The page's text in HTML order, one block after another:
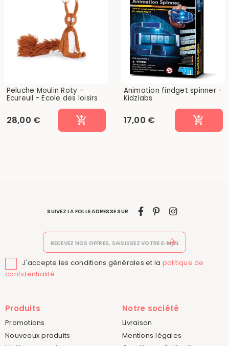
Peluche Moulin Roty -
Ecureuil - Ecole des loisirs
28,00 €
Animation findget spinner -
Kidzlabs
17,00 €
J'accepte les conditions générales et la politique de
confidentialité
SUIVEZ LA FOLLE ADRESSE SUR
Produits
Promotions
Nouveaux produits
Notre société
Livraison
Mentions légales